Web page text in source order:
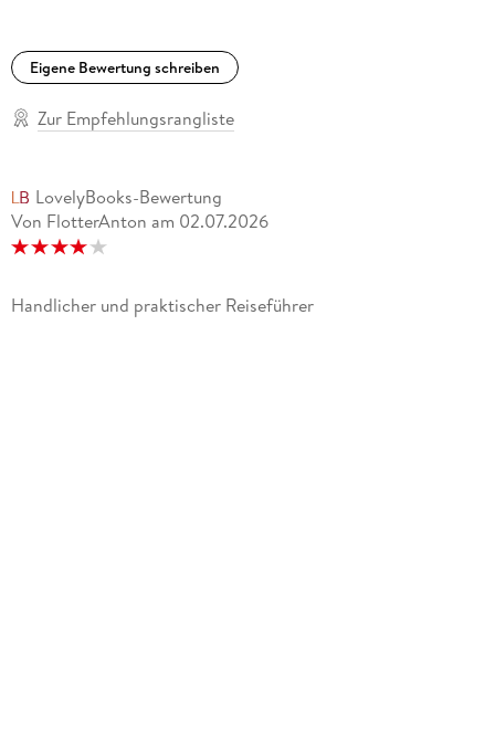
Eigene Bewertung schreiben
Zur Empfehlungsrangliste
LovelyBooks-Bewertung
Von FlotterAnton am 02.07.2026
Handlicher und praktischer Reiseführer